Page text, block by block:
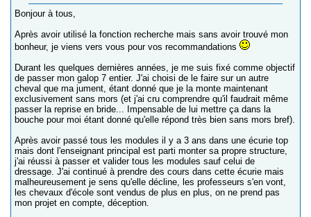
Bonjour à tous,
Après avoir utilisé la fonction recherche mais sans avoir trouvé mon
bonheur, je viens vers vous pour vos recommandations
Durant les quelques dernières années, je me suis fixé comme objectif
de passer mon galop 7 entier. J'ai choisi de le faire sur un autre
cheval que ma jument, étant donné que je la monte maintenant
exclusivement sans mors (et j'ai cru comprendre qu'il faudrait même
passer la reprise en bride... Impensable de lui mettre ça dans la
bouche pour moi étant donné qu'elle répond très bien sans mors bref).
Après avoir passé tous les modules il y a 3 ans dans une écurie top
mais dont l'enseignant principal est parti monter sa propre structure,
j'ai réussi à passer et valider tous les modules sauf celui de
dressage. J'ai continué à prendre des cours dans cette écurie mais
malheureusement je sens qu'elle décline, les professeurs s'en vont,
les chevaux d'école sont vendus de plus en plus, on ne prend pas
mon projet en compte, déception.